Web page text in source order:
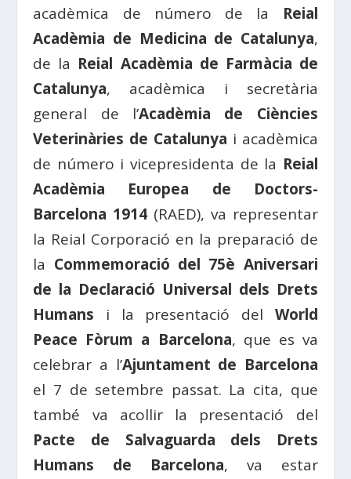
acadèmica de número de la Reial
Acadèmia de Medicina de Catalunya,
de la Reial Acadèmia de Farmàcia de
Catalunya, acadèmica i secretària
general de l’Acadèmia de Ciències
Veterinàries de Catalunya i acadèmica
de número i vicepresidenta de la Reial
Acadèmia Europea de Doctors-
Barcelona 1914 (RAED), va representar
la Reial Corporació en la preparació de
la Commemoració del 75è Aniversari
de la Declaració Universal dels Drets
Humans i la presentació del World
Peace Fòrum a Barcelona, que es va
celebrar a l’Ajuntament de Barcelona
el 7 de setembre passat. La cita, que
també va acollir la presentació del
Pacte de Salvaguarda dels Drets
Humans de Barcelona, va estar